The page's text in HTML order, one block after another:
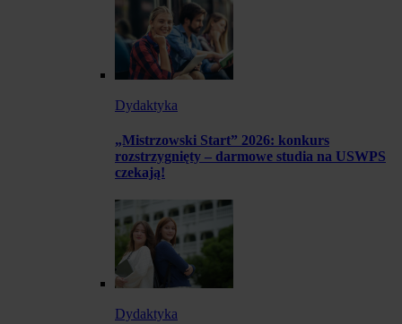
Dydaktyka
„Mistrzowski Start” 2026: konkurs
rozstrzygnięty – darmowe studia na USWPS
czekają!
Dydaktyka